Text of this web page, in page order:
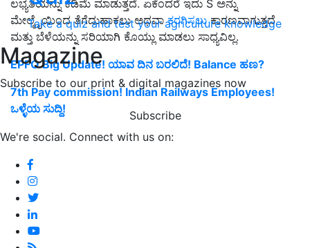
Take a quiz and test your agriculture knowledge
Magazine
Subscribe to our print & digital magazines now
Subscribe
We're social. Connect with us on:
ಲಭ್ಯತೆಯನ್ನು ಕಡಿಮೆ ಮಾಡುತ್ತದೆ. ಏಕೆಂದರೆ ಇದು S ಅನ್ನು
ಮೇಲ್ಮೈಯಿಂದ ತೆಗೆದುಹಾಕಲು ಅಥವಾಕರಗಿಸಲುಕಾರಣವಾಗುತ್ತದೆ
ಮತ್ತು ಬೆಳೆಯನ್ನು ಸರಿಯಾಗಿ ಕೊಯ್ಲು ಮಾಡಲು ಸಾಧ್ಯವಿಲ್ಲ.
EPFO Big Update! ಯಾವ ದಿನ ಬರಲಿದೆ! Balance ಹಣ?
7th Pay commission! Indian Railways Employees!
ಒಳ್ಳೆಯ ಸುದ್ದಿ!